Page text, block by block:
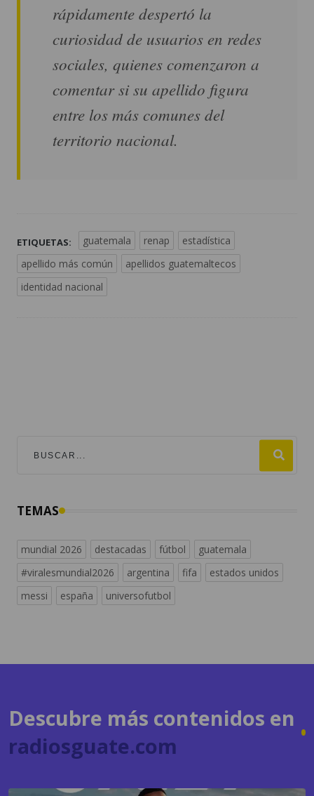
rápidamente despertó la
curiosidad de usuarios en redes
sociales, quienes comenzaron a
comentar si su apellido figura
entre los más comunes del
territorio nacional.
ETIQUETAS: guatemala renap
estadística
apellido más común
apellidos guatemaltecos
identidad nacional
mundial 2026
messi
españa universofutbol
radiosguate.com